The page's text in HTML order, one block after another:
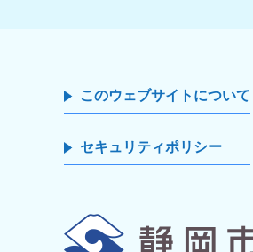
このウェブサイトについて
セキュリティポリシー